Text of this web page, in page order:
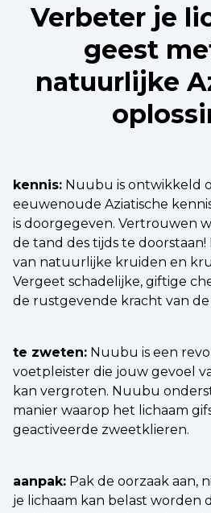
Verbeter je
geest
natuurlijke
kennis: Nuubu is ontwikkeld
eeuwenoude Aziatische
is doorgegeven. Vertrouwen
de tand des tijds te
van natuurlijke kruiden en
Vergeet schadelijke, giftige
de rustgevende kracht van
te zweten: Nuubu is een
voetpleister die jouw gevoel
kan vergroten. Nuubu
manier waarop het lichaam
geactiveerde zweetklieren.
aanpak: Pak de oorzaak aan,
je lichaam kan belast worden